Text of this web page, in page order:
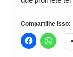
Compartilhe isso: